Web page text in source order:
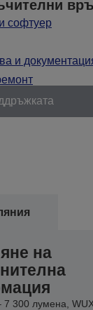
софтуер
и
на
7 300 лумена,